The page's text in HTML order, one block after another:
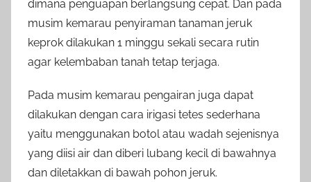
dimana penguapan berlangsung cepat. Dan pada
musim kemarau penyiraman tanaman jeruk
keprok dilakukan 1 minggu sekali secara rutin
agar kelembaban tanah tetap terjaga.
Pada musim kemarau pengairan juga dapat
dilakukan dengan cara irigasi tetes sederhana
yaitu menggunakan botol atau wadah sejenisnya
yang diisi air dan diberi lubang kecil di bawahnya
dan diletakkan di bawah pohon jeruk.